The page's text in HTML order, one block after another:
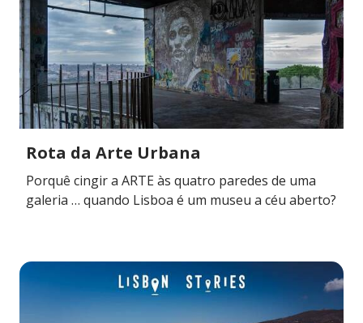
Rota da Arte Urbana
Porquê cingir a ARTE às quatro paredes de uma
galeria … quando Lisboa é um museu a céu aberto?